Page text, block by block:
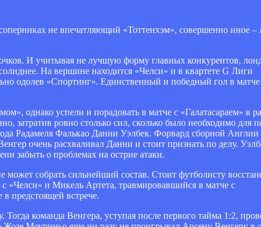
не впечатляющий «Тоттенхэм», совершенно иное –
И учитывая не лучшую форму главных конкурентов,
На вершине находится «Челси» и в квартете G Лиги
одолев «Спортинг». Единственный и победный гол в матче
однако успели и порадовать в матче с «Галатасараем» в
затратив ровно столько сил, сколько было необходимо для
Радамеля Фалькао Данни Уэлбек. Форвард сборной Англии
очень расхваливал Данни и стоит признать по делу.
забыть о проблемах на острие атаки.
собрать сильнейший состав. Стоит футболисту
«Челси» и Микель Артета, травмировавшийся в матче с
предстоящей встрече.
команда Венгера, уступая после первого тайма 1:2,